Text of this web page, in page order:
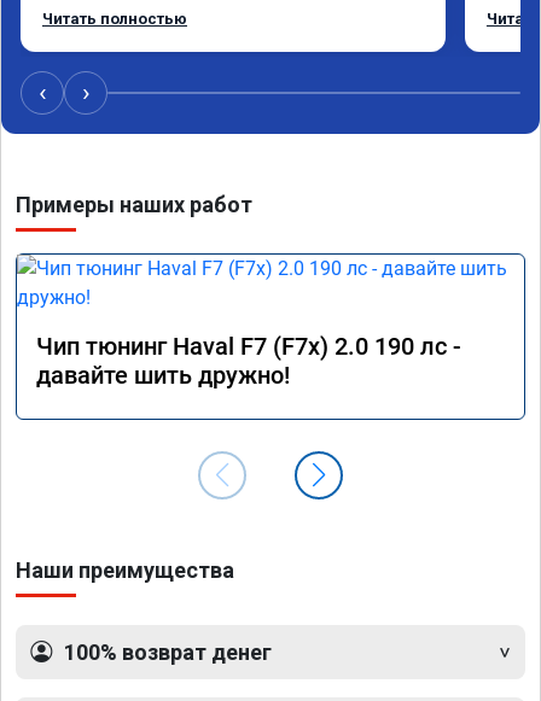
в разы лучше, все грамотно и корректно
Читать полностью
‹ ›
Примеры наших работ
Чип тюнинг Haval F7 (F7x) 2.0 190 лс -
давайте шить дружно!
Наши преимущества
100% возврат денег